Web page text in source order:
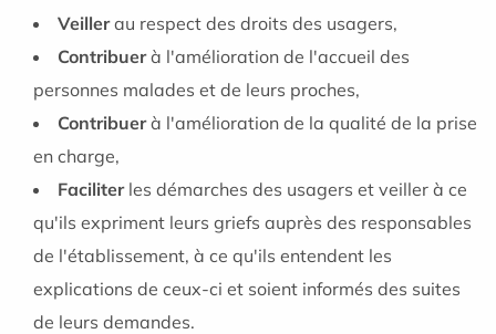
Veiller au respect des droits des usagers,
Contribuer à l'amélioration de l'accueil des
personnes malades et de leurs proches,
Contribuer à l'amélioration de la qualité de la prise
en charge,
Faciliter les démarches des usagers et veiller à ce
qu'ils expriment leurs griefs auprès des responsables
de l'établissement, à ce qu'ils entendent les
explications de ceux-ci et soient informés des suites
de leurs demandes.